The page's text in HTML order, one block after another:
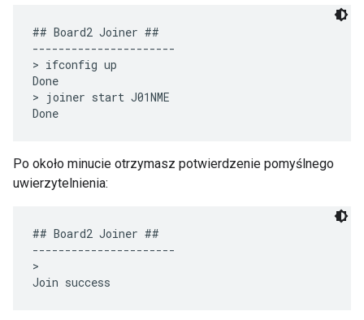
## Board2 Joiner ##
----------------------
> ifconfig up
Done
> joiner start J01NME
Po około minucie otrzymasz potwierdzenie pomyślnego
uwierzytelnienia:
## Board2 Joiner ##
----------------------
>